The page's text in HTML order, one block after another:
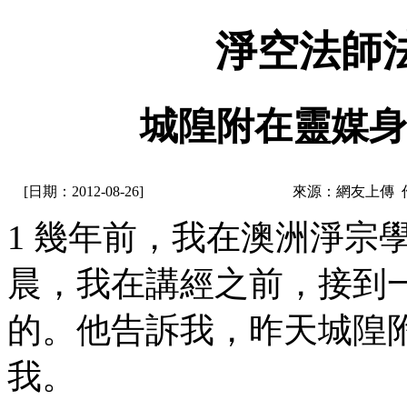
淨空法師
城隍附在靈媒
[日期：2012-08-26] 來源：網友上傳
1 幾年前，我在澳洲淨宗
晨，我在講經之前，接到
的。他告訴我，昨天城隍
我。